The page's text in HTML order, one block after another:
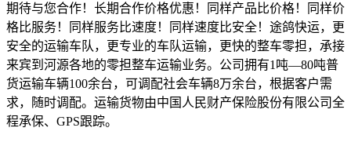
期待与您合作！长期合作价格优惠！同样产品比价格！同样价
格比服务！同样服务比速度！同样速度比安全！途鸽快运，更
安全的运输车队，更专业的车队运输，更快的整车零担，承接
来宾到河源各地的零担整车运输业务。公司拥有1 吨—80吨普
货运输车辆100余台，可调配社会车辆8万余台，根据客户需
求，随时调配。运输货物由中国人民财产保险股份有限公司全
程承保、 GPS跟踪。